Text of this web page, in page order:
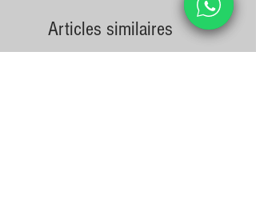
Articles similaires